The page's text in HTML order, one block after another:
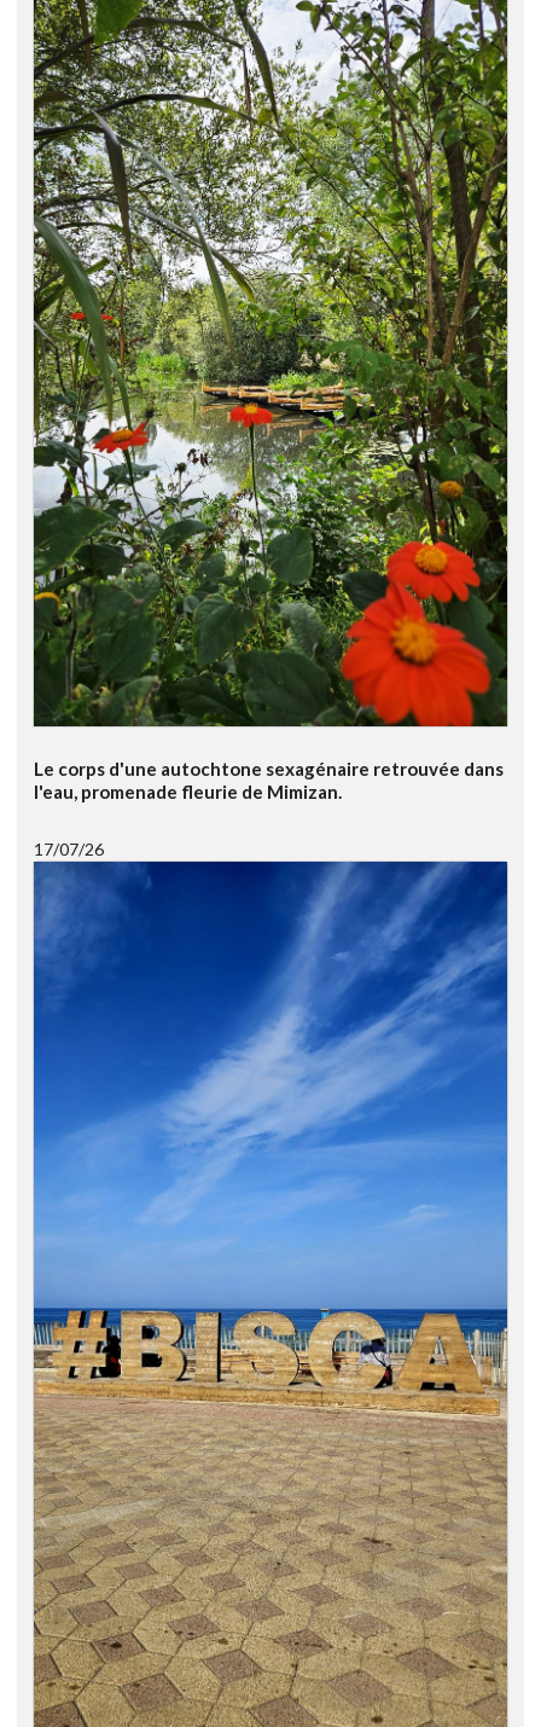
Le corps d'une autochtone sexagénaire retrouvée dans
l'eau, promenade fleurie de Mimizan.
17/07/26